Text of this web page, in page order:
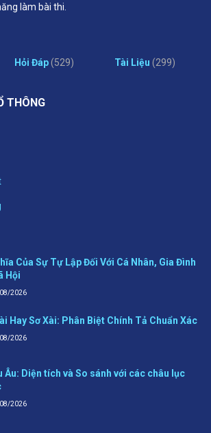
làm bài thi.
Hỏi Đáp(529) Tài Liệu (299)
THÔNG
Của Sự Tự Lập Đối Với Cá Nhân, Gia Đình
Hội
2026
Hay Sơ Xài: Phân Biệt Chính Tả Chuẩn Xác
2026
Âu: Diện tích và So sánh với các châu lục
2026